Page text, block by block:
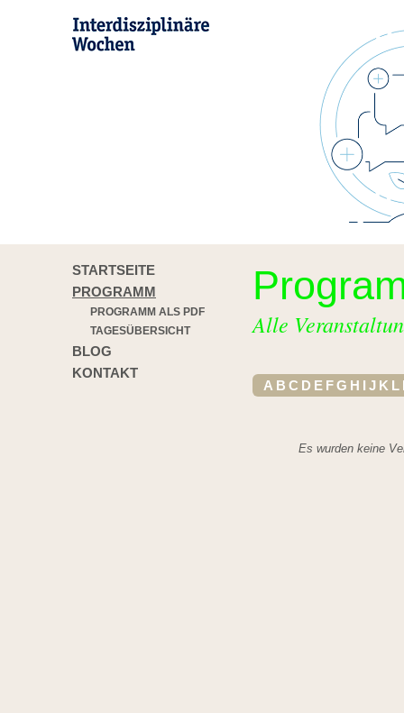
STARTSEITE
PROGRAMM
PROGRAMM ALS PDF
TAGESÜBERSICHT
BLOG
KONTAKT
Alle
A B C D E FG H I J K L
Es wurden keine